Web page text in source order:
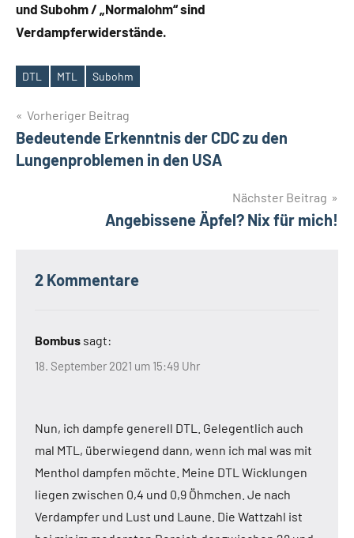
und Subohm / „Normalohm“ sind
Verdampferwiderstände.
Schlagwörter
DTL MTL Subohm
Beitrags-
Navigation
Vorheriger Beitrag
Bedeutende Erkenntnis der CDC zu den
Lungenproblemen in den USA
Nächster Beitrag
Angebissene Äpfel? Nix für mich!
2 Kommentare
Bombus sagt:
18. September 2021 um 15:49 Uhr
Nun, ich dampfe generell DTL. Gelegentlich auch
mal MTL, überwiegend dann, wenn ich mal was mit
Menthol dampfen möchte. Meine DTL Wicklungen
liegen zwischen 0,4 und 0,9 Öhmchen. Je nach
Verdampfer und Lust und Laune. Die Wattzahl ist